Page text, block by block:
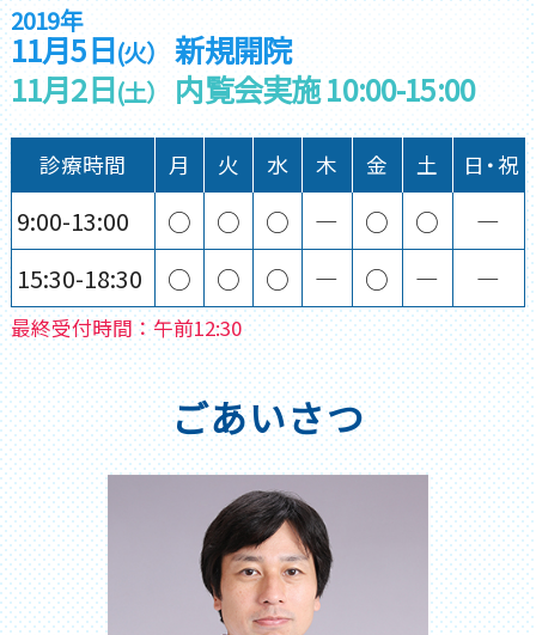
2019年
11月5日(火） 新規開院
11月2日(土） 内覧会実施 10:00-15:00
診療時間 月 火 水 木 金 土 日・祝
9:00-13:00 ○ ○ ○ ― ○ ○
―
15:30-18:30
○ ○ ○ ― ○ ― ―
最終受付時間：午前12:30
ごあいさつ